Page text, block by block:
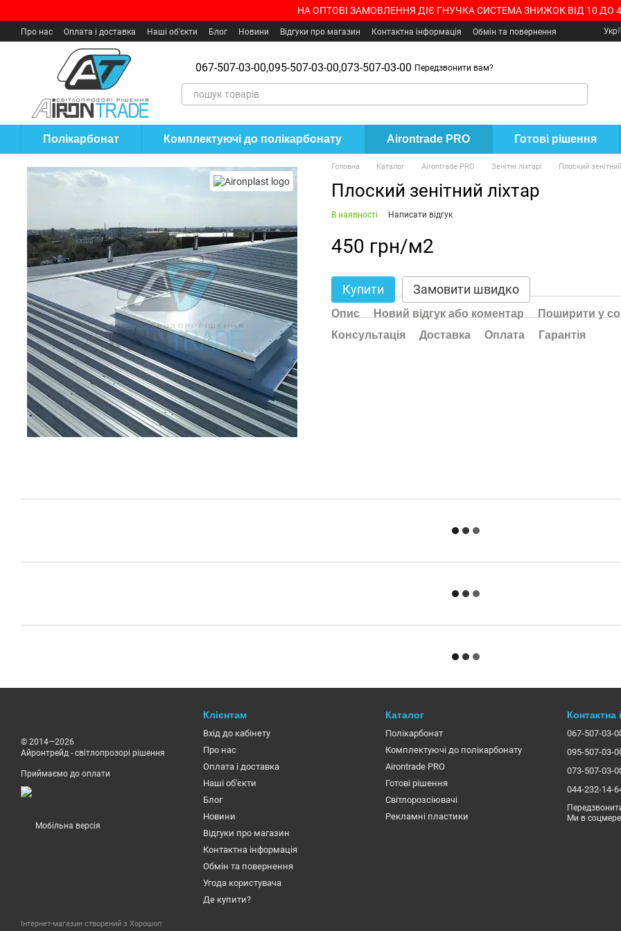
НА ОПТОВІ ЗАМОВЛЕННЯ ДІЄ ГНУЧКА СИСТЕМА ЗНИЖОК ВІД 10 ДО
Про нас Оплата і доставка Наші об'єкти Блог Новини Відгуки про магазин Контактна інформація
Обмін та повернення
Укр
067-507-03-00,095-507-03-00,073-507-03-00 Передзвонити вам?
Полікарбонат Комплектуючі до полікарбонату Airontrade PRO Готові рішення
Головна Каталог Airontrade PRO Зенітні ліхтарі Плоский
Плоский зенітний ліхтар
В наявності Написати відгук
450 грн/м2
Купити Замовити швидко
Опис Новий відгук або коментар
Поширити у
Консультація
Доставка Оплата Гарантія
© 2014—2026
Айронтрейд - світлопрозорі рішення
Приймаємо до оплати
Мобільна версія
Інтернет-магазин створений з Хорошоп
Клієнтам
Вхід до кабінету
Про нас
Оплата і доставка
Наші об'єкти
Блог
Новини
Відгуки про магазин
Контактна інформація
Обмін та повернення
Угода користувача
Де купити?
Каталог
Полікарбонат
Комплектуючі до полікарбонату
Airontrade PRO
Готові рішення
Світлорозсіювачі
Рекламні пластики
Контактна
067-507-03-
095-507-03-
073-507-03-
044-232-14-
Ми в